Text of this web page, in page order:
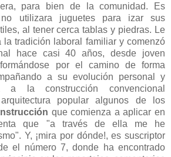
para bien de la comunidad. Es
utilizara juguetes para izar sus
al tener cerca tablas y piedras. Le
la tradición laboral familiar y comenzó
hace casi 40 años, desde joven
por el camino de forma
a su evolución personal y
a la construcción convencional
popular algunos de los
que comienza a aplicar en
que "a través de ella me he
Y, ¡mira por dónde!, es suscriptor
el número 7, donde ha encontrado